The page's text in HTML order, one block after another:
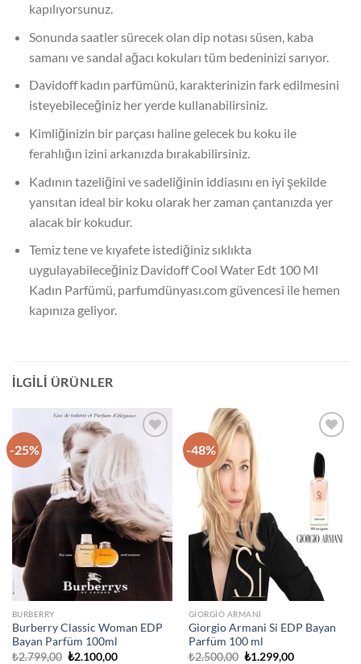
kapılıyorsunuz.
Sonunda saatler sürecek olan dip notası süsen, kaba
samanı ve sandal ağacı kokuları tüm bedeninizi sarıyor.
Davidoff kadın parfümünü, karakterinizin fark edilmesini
isteyebileceğiniz her yerde kullanabilirsiniz.
Kimliğinizin bir parçası haline gelecek bu koku ile
ferahlığın izini arkanızda bırakabilirsiniz.
Kadının tazeliğini ve sadeliğinin iddiasını en iyi şekilde
yansıtan ideal bir koku olarak her zaman çantanızda yer
alacak bir kokudur.
Temiz tene ve kıyafete istediğiniz sıklıkta
uygulayabileceğiniz Davidoff Cool Water Edt 100 Ml
Kadın Parfümü, parfumdünyası.com güvencesi ile hemen
kapınıza geliyor.
İLGILI ÜRÜNLER
-25%
BURBERRY
Burberry Classic Woman EDP
Bayan Parfüm 100ml
₺2.799,00 Orijinal
₺2.100,00Şu
-48%
Listeme
Ekle
GIORGIO ARMANI
Giorgio Armani Si EDP Bayan
Parfüm 100 ml
₺2.500,00 Orijinal
₺1.299,00Şu